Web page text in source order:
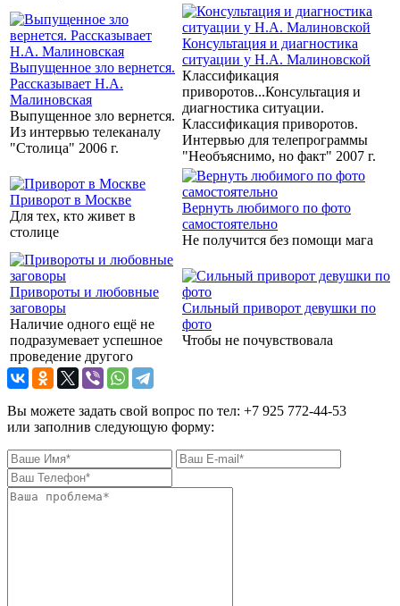
Выпущенное зло вернется.
Рассказывает Н.А.
Малиновская
Выпущенное зло вернется.
Из интервью телеканалу
"Столица" 2006 г.
Консультация и диагностика
ситуации у Н.А. Малиновской
Классификация
приворотов...Консультация и
диагностика ситуации.
Классификация приворотов.
Интервью для телепрограммы
"Необъяснимо, но факт" 2007 г.
Приворот в Москве
Для тех, кто живет в
столице
Вернуть любимого по фото
самостоятельно
Не получится без помощи мага
Привороты и любовные
заговоры
Наличие одного ещё не
подразумевает успешное
проведение другого
Сильный приворот девушки по
фото
Чтобы не почувствовала
Вы можете задать свой вопрос по тел: +7 925 772-44-53
или заполнив следующую форму: